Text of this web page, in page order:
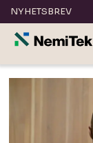
NYHETSBREV